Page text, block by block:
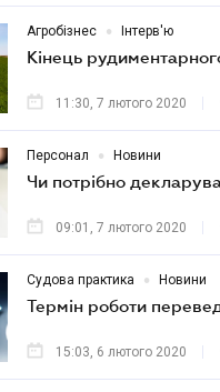
Агробізнес • Інтерв'ю
Кінець
11:30, 7 лютого 2020
Персонал • Новини
Чи потрібно
09:01, 7 лютого 2020
Судова практика • Новини
Термін роботи
15:03, 6 лютого 2020